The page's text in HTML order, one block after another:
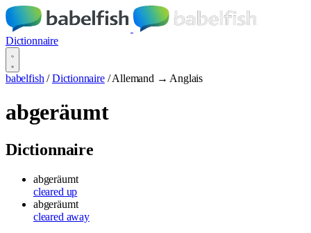
Dictionnaire
babelfish / Dictionnaire / Allemand → Anglais
abgeräumt
Dictionnaire
abgeräumt
cleared up
abgeräumt
cleared away